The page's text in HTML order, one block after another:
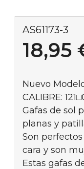
AS61173-3
18,95
Nuevo
CALIBRE:
Gafas de sol
planas y
Son
cara y son
Estas gafas